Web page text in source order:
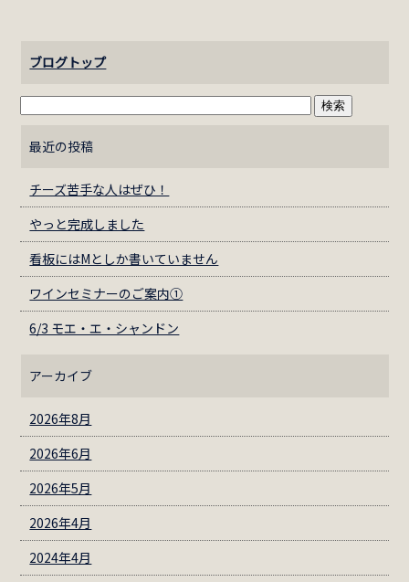
ブログトップ
最近の投稿
チーズ苦手な人はぜひ！
やっと完成しました
看板にはМとしか書いていません
ワインセミナーのご案内①
6/3 モエ・エ・シャンドン
アーカイブ
2026年8月
2026年6月
2026年5月
2026年4月
2024年4月